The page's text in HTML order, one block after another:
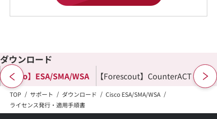
ダウンロード
【Cisco】ESA/SMA/WSA 【Forescout】CounterACT
TOP サポート ダウンロード
Cisco ESA/SMA/WSA
ライセンス発行・適用手順書